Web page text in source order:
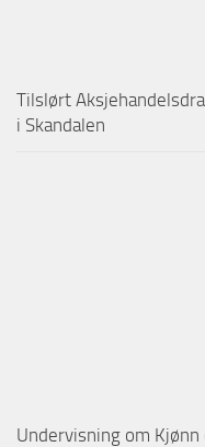
Tilslørt
i Skandalen
Undervisning om